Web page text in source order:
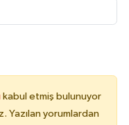
kabul etmiş bulunuyor
Yazılan yorumlardan